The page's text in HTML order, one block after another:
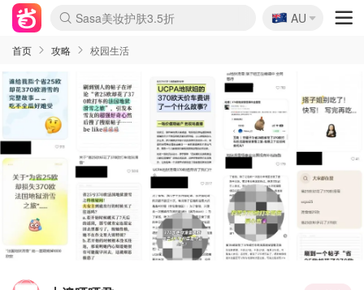
lululemon折扣上新
Sasa美妆护肤3.5折
SSENSE年中2.5折
FreshBeauty好价汇总
Cettire降价+叠9折
WWS Coles超市实拍
viagogo二手票捡漏
Myer超级周末
The Outnet奢牌1折起
David Jones 3折起
Flannels大牌1折
Perfumes Club护肤1折
AMIRO面罩$251
Amazon折扣汇总
eToro入金$200送$50
Amazon数码好物
ICONIC本周7.5折
ThedoubleF高奢地板价
Moose Knuckles 6折
丝芙兰5折起
EUFY摄像头$98
Selenichast首饰2折
Trip机票酒店促销
YSL送5件彩妆礼
Amazon家居好物
Amazon美妆护肤
雅漾大喷$8
过敏原检测盒$33
伊索独家赠50ml沐浴露
科颜氏高保湿面霜$29
SEALIFE海洋馆门票6折
丝塔芙大白罐$16
订阅Newsletter送香薰
Cult Beauty 6.8折
Harrods圣诞日历$525
LN-CC奢牌私促3折
d'Alba空姐喷雾$16
EVE LOM套装£56
Bernardelli独家4折
Adore Beauty 6折起
CT圣诞日历
Mytheresa奢品2.7折
Luxury Escapes 9折
Currentbody美容仪$881
MOON Garden Live
Roborock扫地机$649
Tingo Life水杯$24
Valentino官网5折
CR洗护套装$23
修丽可4件套$159
Myer彩妆2件7折
GANNI官网4.5折
Stylevana韩妆4折
Tessabit高奢8.5折
OGX洗发水$11
Amazon阿德莱德次日达
卡诗8.5折+赠礼
Philips Hue灯具8折
🇦🇺
AU
首页 攻略 校园生活